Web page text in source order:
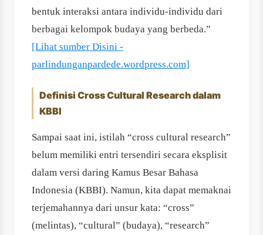
bentuk interaksi antara individu‐individu dari
berbagai kelompok budaya yang berbeda.”
[Lihat sumber Disini -
parlindunganpardede.wordpress.com]
Definisi Cross Cultural Research dalam
KBBI
Sampai saat ini, istilah “cross cultural research”
belum memiliki entri tersendiri secara eksplisit
dalam versi daring Kamus Besar Bahasa
Indonesia (KBBI). Namun, kita dapat memaknai
terjemahannya dari unsur kata: “cross”
(melintas), “cultural” (budaya), “research”